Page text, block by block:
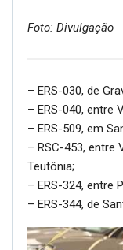
Foto: Divulgação
– ERS-030, de
– ERS-040, entre
– ERS-509, em
– RSC-453, entre
Teutônia;
– ERS-324, entre
– ERS-344, de